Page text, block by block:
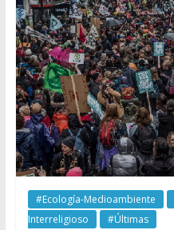
#Ecología-Medioambiente
Interreligioso
#Últimas